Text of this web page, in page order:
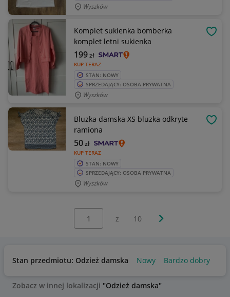
Wyszków
Komplet sukienka bomberka
komplet letni sukienka
KUP TERAZ
199zł
STAN: NOWY
SPRZEDAJĄCY: OSOBA PRYWATNA
Wyszków
Bluzka damska XS bluzka odkryte
ramiona
KUP TERAZ
50zł
STAN: NOWY
SPRZEDAJĄCY: OSOBA PRYWATNA
Wyszków
z 10 Następna strona
Stan przedmiotu: Odzież damska Nowy Bardzo dobry
Zobacz w innej lokalizacji "Odzież damska"